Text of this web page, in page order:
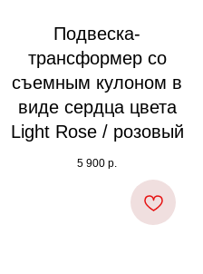
Подвеска-
трансформер со
съемным кулоном в
виде сердца цвета
Light Rose / розовый
5 900 р.